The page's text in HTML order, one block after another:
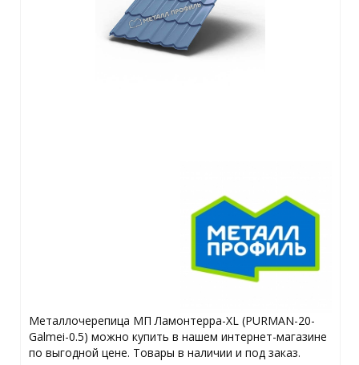
Металлочерепица МП Ламонтерра-XL (PURMAN-20-
Galmei-0.5) можно купить в нашем интернет-магазине
по выгодной цене. Товары в наличии и под заказ.